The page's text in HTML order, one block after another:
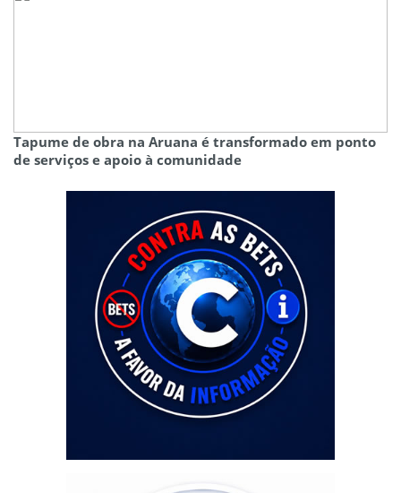
Tapume de obra na Aruana é transformado em ponto
de serviços e apoio à comunidade